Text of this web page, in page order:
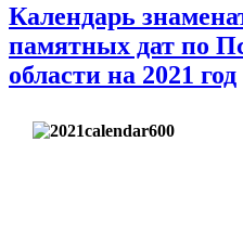
Календарь
памятных дат по
области на 2021 год